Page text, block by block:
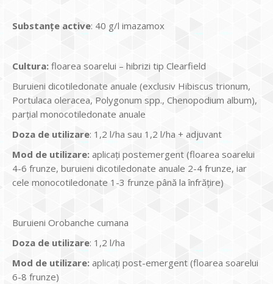
Substanțe active: 40 g/l imazamox
Cultura: floarea soarelui – hibrizi tip Clearfield
Buruieni dicotiledonate anuale (exclusiv Hibiscus trionum,
Portulaca oleracea, Polygonum spp., Chenopodium album),
parţial monocotiledonate anuale
Doza de utilizare: 1,2 l/ha sau 1,2 l/ha + adjuvant
Mod de utilizare: aplicaţi postemergent (floarea soarelui
4-6 frunze, buruieni dicotiledonate anuale 2-4 frunze, iar
cele monocotiledonate 1-3 frunze până la înfrățire)
Buruieni Orobanche cumana
Doza de utilizare: 1,2 l/ha
Mod de utilizare: aplicaţi post-emergent (floarea soarelui
6-8 frunze)